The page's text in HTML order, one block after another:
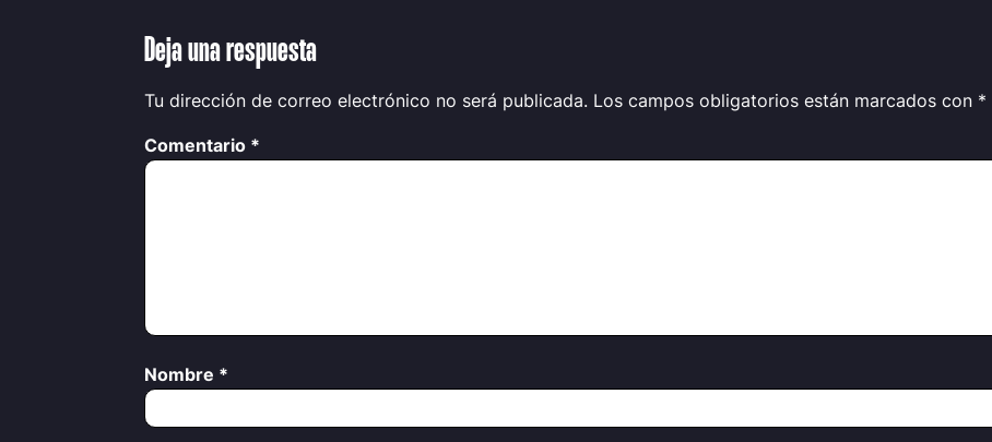
Deja una respuesta
Tu dirección de correo electrónico no será publicada. Los campos obligatorios están marcados con *
Comentario *
Nombre *